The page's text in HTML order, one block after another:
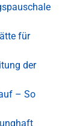
für
der
– So